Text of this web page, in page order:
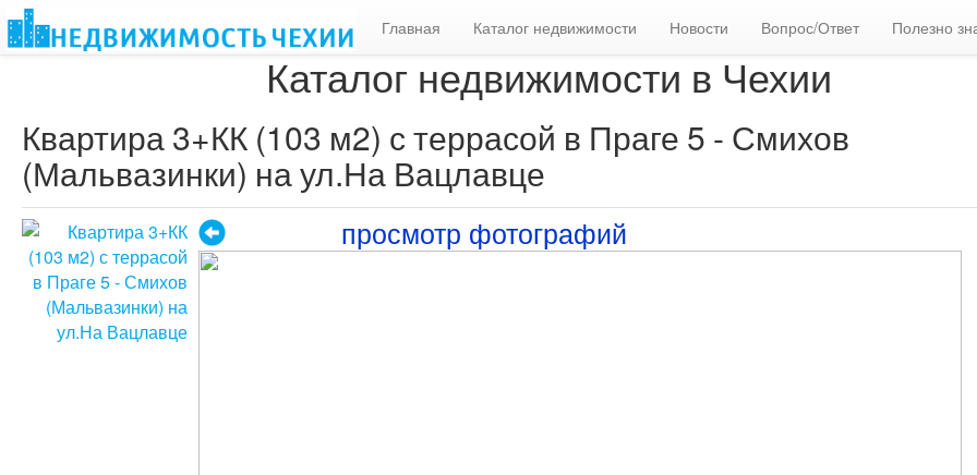
Главная Каталог недвижимости Новости Вопрос/Ответ Полезно
Каталог недвижимости в Чехии
Квартира 3+КК (103 м2) с террасой в Праге 5 - Смихов
(Мальвазинки) на ул.На Вацлавце
просмотр фотографий